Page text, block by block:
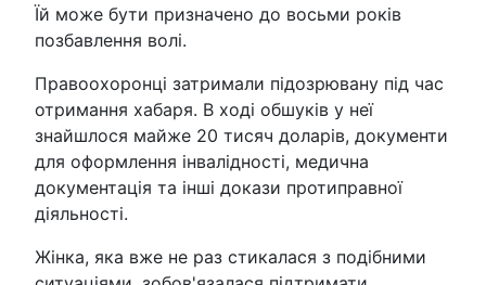
Їй може бути призначено до восьми років
позбавлення волі.
Правоохоронці затримали підозрювану під час
отримання хабаря. В ході обшуків у неї
знайшлося майже 20 тисяч доларів, документи
для оформлення інвалідності, медична
документація та інші докази протиправної
діяльності.
Жінка, яка вже не раз стикалася з подібними